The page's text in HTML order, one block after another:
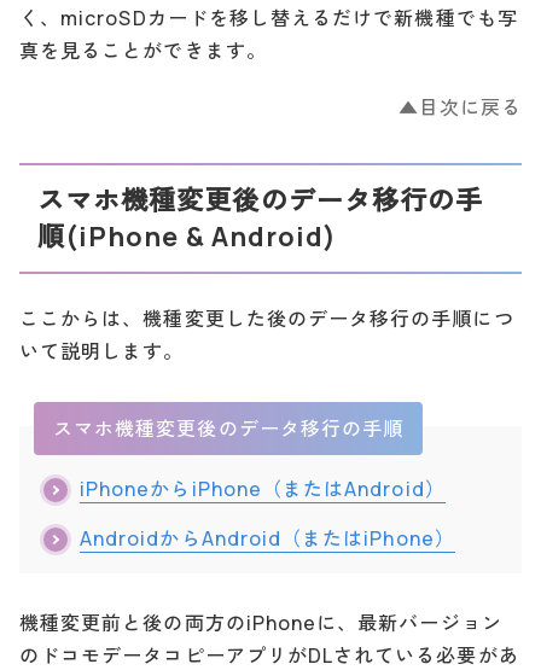
く、microSDカードを移し替えるだけで新機種でも写
真を見ることができます。
▲目次に戻る
スマホ機種変更後のデータ移行の手
順(iPhone & Android)
ここからは、機種変更した後のデータ移行の手順につ
いて説明します。
スマホ機種変更後のデータ移行の手順
iPhoneからiPhone（またはAndroid）
AndroidからAndroid（またはiPhone）
機種変更前と後の両方のiPhoneに、最新バージョン
のドコモデータコピーアプリがDLされている必要があ